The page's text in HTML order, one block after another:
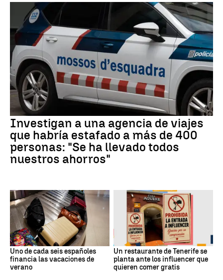
Investigan a una agencia de viajes
que habría estafado a más de 400
personas: "Se ha llevado todos
nuestros ahorros"
Uno de cada seis españoles
financia las vacaciones de
verano
Un restaurante de Tenerife se
planta ante los influencer que
quieren comer gratis